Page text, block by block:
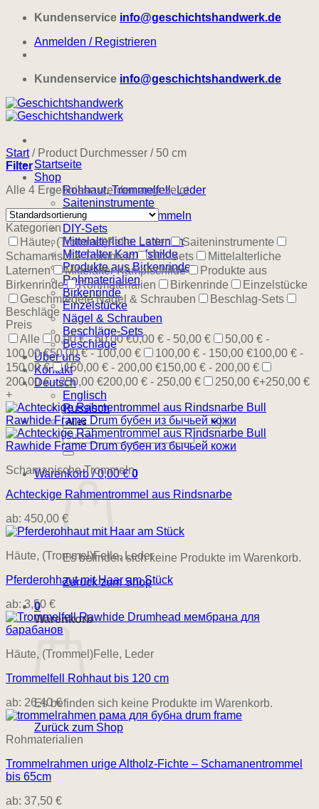
Zum
springen
Kundenservice info@geschichtshandwerk.de
Anmelden / Registrieren
Kundenservice info@geschichtshandwerk.de
Startseite
Shop
Rohhaut, Trommelfell, Leder
Saiteninstrumente
Schamanische Trommeln
DIY-Sets
Mittelalterliche Laternen
Mittelalter Kampfshilde
Produkte aus Birkenrinde
Rohmaterialien
Birkenrinde
Einzelstücke
Nägel & Schrauben
Beschläge-Sets
Beschläge
Über uns
Kontakt
Deutsch
Englisch
Russisch
Suchen
nach:
Warenkorb /0,00€ 0
Es befinden sich keine Produkte im Warenkorb.
Zurück zum Shop
0
Warenkorb
Es befinden sich keine Produkte im Warenkorb.
Zurück zum Shop
Start /Product Durchmesser /50 cm
Filter
Alle 4 Ergebnisse werden angezeigt
Kategorien
Häute, (Trommel)Felle, Leder
Saiteninstrumente
Schamanische Trommeln
DIY-Sets
Mittelalterliche
Laternen
Mittelalter Kampfschilde
Produkte aus
Birkenrinde
Rohmaterialien Birkenrinde
Einzelstücke
Geschmiedete Nägel & Schrauben
Beschlag-Sets
Beschläge
Preis
Alle
0,00 € - 50,00 €0,00 € - 50,00 €
50,00 € -
100,00 €50,00 € - 100,00 € 100,00 € - 150,00 €100,00 € -
150,00 €
150,00 € - 200,00 €150,00 € - 200,00 €
200,00 € - 250,00 €200,00 € - 250,00 € 250,00 €+250,00 €
+
Schamanische Trommeln
Achteckige Rahmentrommel aus Rindsnarbe
ab: 450,00 €
Häute, (Trommel)Felle, Leder
Pferderohhaut mit Haar am Stück
ab:3,50 €
Häute, (Trommel)Felle, Leder
Trommelfell Rohhaut bis 120 cm
ab: 26,40€
Rohmaterialien
Trommelrahmen urige Altholz-Fichte – Schamanentrommel
bis 65cm
ab: 37,50 €